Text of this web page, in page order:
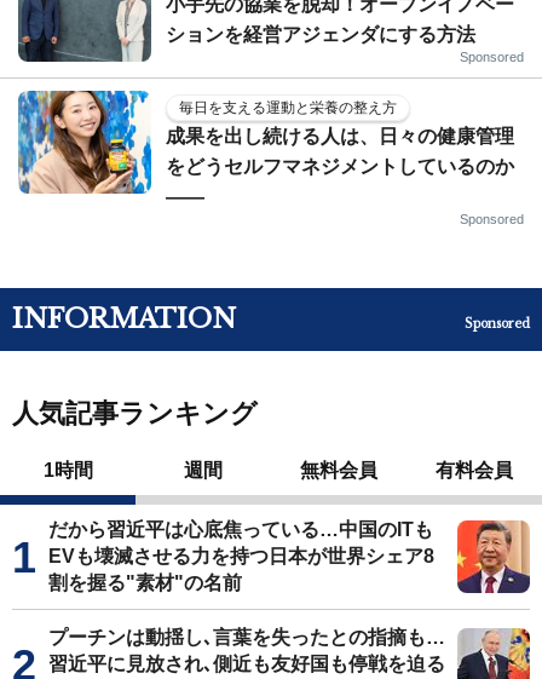
小手先の協業を脱却！オープンイノベー
ションを経営アジェンダにする方法
Sponsored
毎日を支える運動と栄養の整え方
成果を出し続ける人は、日々の健康管理
をどうセルフマネジメントしているのか
——
Sponsored
INFORMATION Sponsored
人気記事ランキング
1時間 週間 無料会員 有料会員
だから習近平は心底焦っている…中国のITも
EVも壊滅させる力を持つ日本が世界シェア8
割を握る"素材"の名前
プーチンは動揺し､言葉を失ったとの指摘も…
習近平に見放され､側近も友好国も停戦を迫る